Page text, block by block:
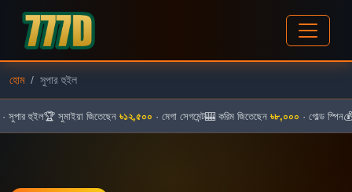
হোম সুপার হুইল
হুইল🏆 সুমাইয়া জিতেছেন৳১২,৫০০· মেগা সেগমেন্ট🎰 করিম জিতেছেন৳৮,০০০· গোল্ড স্পিন💰